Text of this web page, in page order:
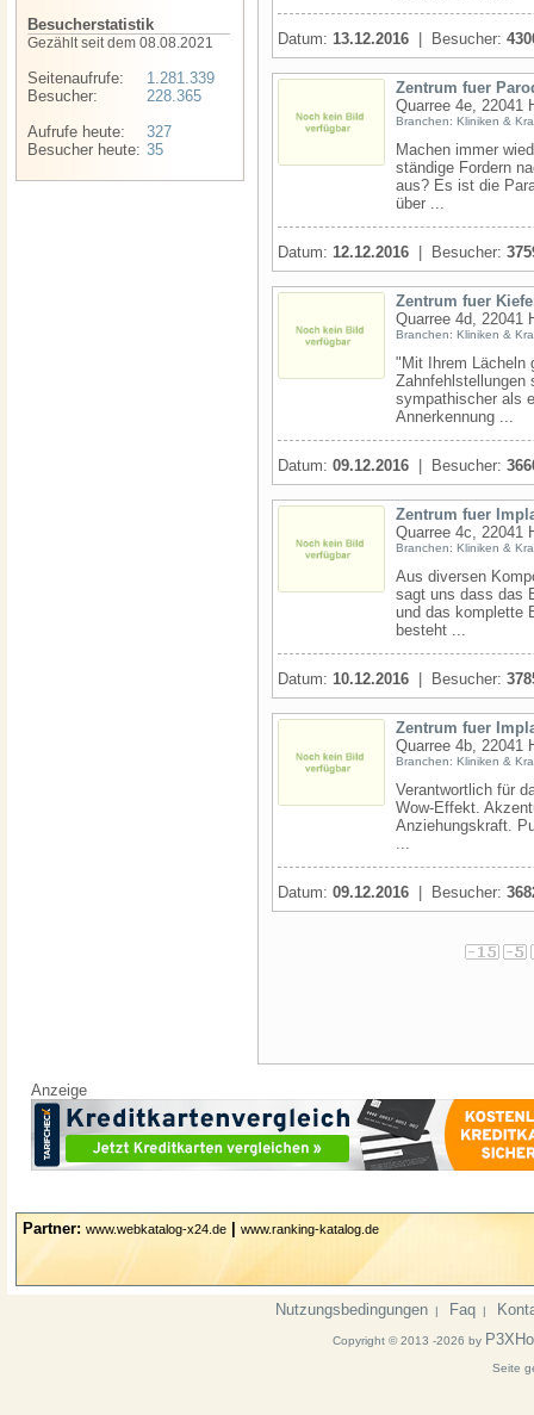
Besucherstatistik
Gezählt seit dem 08.08.2021
Seitenaufrufe:
Besucher:
Aufrufe heute:
Besucher heute:
1.281.339
228.365
327
35
Datum: 13.12.2016 | Besucher:
Zentrum fuer
Quarree 4e, 22041
Branchen: Kliniken &
Machen immer
ständige Fordern
aus? Es ist die
über ...
Datum: 12.12.2016 | Besucher:
Zentrum fuer
Quarree 4d, 22041
Branchen: Kliniken &
"Mit Ihrem Lächeln
Zahnfehlstellungen
sympathischer als
Annerkennung ...
Datum: 09.12.2016 | Besucher:
Zentrum fuer
Quarree 4c, 22041
Branchen: Kliniken &
Aus diversen
sagt uns dass das
und das komplette
besteht ...
Datum: 10.12.2016 | Besucher:
Zentrum fuer
Quarree 4b, 22041
Branchen: Kliniken &
Verantwortlich für
Wow-Effekt.
Anziehungskraft.
...
Datum: 09.12.2016 | Besucher:
Anzeige
Partner: www.webkatalog-x24.de www.ranking-katalog.de
Nutzungsbedingungen | Faq |
Copyright © 2013 -2026 by
Seite